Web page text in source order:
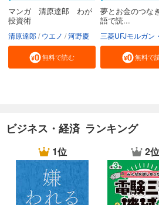
マンガ 清原達郎 わが
投資術
清原達郎 ウエノ 河野慶
無料で読む
夢とお金のつな
語で読...
無料で
ビジネス・経済 ランキング
1位 2位